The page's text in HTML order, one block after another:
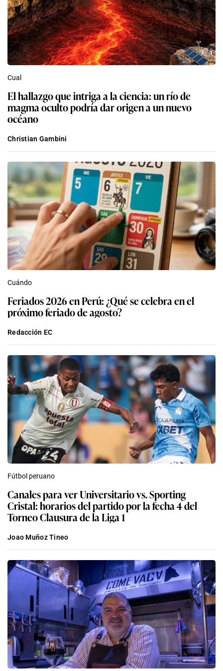
Cual
El hallazgo que intriga a la ciencia: un río de
magma oculto podría dar origen a un nuevo
océano
Christian Gambini
Cuándo
Feriados 2026 en Perú: ¿Qué se celebra en el
próximo feriado de agosto?
Redacción EC
Fútbol peruano
Canales para ver Universitario vs. Sporting
Cristal: horarios del partido por la fecha 4 del
Torneo Clausura de la Liga 1
Joao Muñoz Tineo